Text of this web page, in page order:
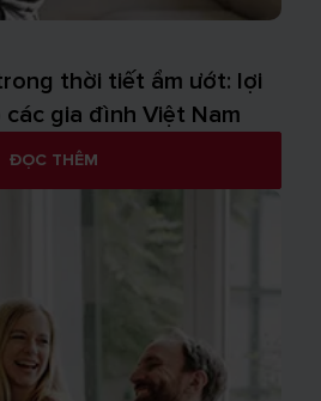
thời tiết ẩm ướt: lợi
gia đình Việt Nam
ĐỌC THÊM